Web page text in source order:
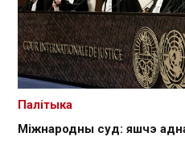
Міжнародны суд: яшчэ
Палітыка